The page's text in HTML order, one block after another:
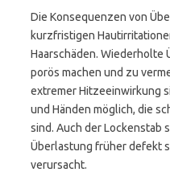
Die Konsequenzen von
kurzfristigen
Haarschäden. Wiederholte
porös machen und zu
extremer Hitzeeinwirkung
und Händen möglich, die
sind. Auch der Lockenstab
Überlastung früher defekt
verursacht.